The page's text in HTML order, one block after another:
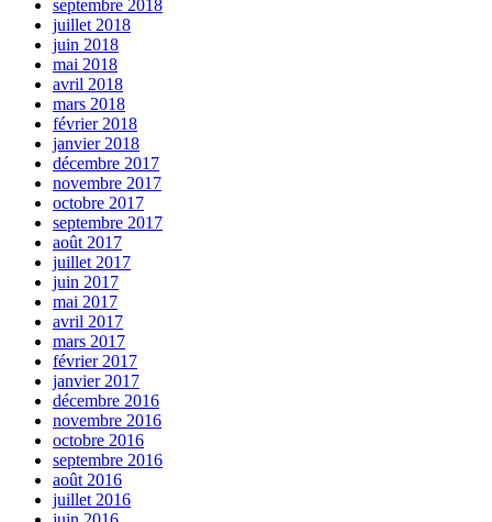
septembre 2018
juillet 2018
juin 2018
mai 2018
avril 2018
mars 2018
février 2018
janvier 2018
décembre 2017
novembre 2017
octobre 2017
septembre 2017
août 2017
juillet 2017
juin 2017
mai 2017
avril 2017
mars 2017
février 2017
janvier 2017
décembre 2016
novembre 2016
octobre 2016
septembre 2016
août 2016
juillet 2016